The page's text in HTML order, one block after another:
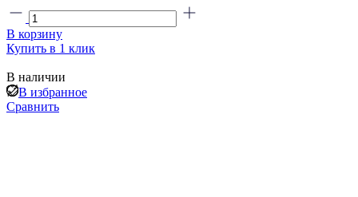
В корзину
Купить в 1 клик
В наличии
В избранное
Сравнить